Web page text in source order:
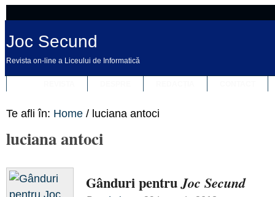
Joc Secund
Revista on-line a Liceului de Informatică
Te afli în: Home / luciana antoci
luciana antoci
Gânduri pentruJoc Secund